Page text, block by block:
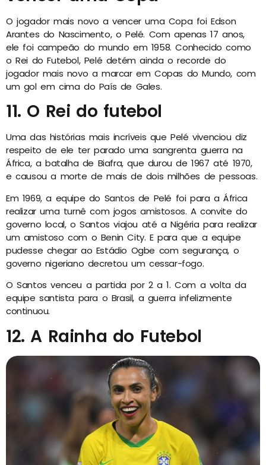
O jogador mais novo a vencer uma Copa foi Edson
Arantes do Nascimento, o Pelé. Com apenas 17 anos,
ele foi campeão do mundo em 1958. Conhecido como
o Rei do Futebol, Pelé detém ainda o recorde do
jogador mais novo a marcar em Copas do Mundo, com
um gol em cima do País de Gales.
11. O Rei do futebol
Uma das histórias mais incríveis que Pelé vivenciou diz
respeito de ele ter parado uma sangrenta guerra na
África, a batalha de Biafra, que durou de 1967 até 1970,
e causou a morte de mais de dois milhões de pessoas.
Em 1969, a equipe do Santos de Pelé foi para a África
realizar uma turnê com jogos amistosos. A convite do
governo local, o Santos viajou até a Nigéria para realizar
um amistoso com o Benin City. E para que a equipe
pudesse chegar ao Estádio Ogbe com segurança, o
governo nigeriano decretou um cessar-fogo.
O Santos venceu a partida por 2 a 1. Com a volta da
equipe santista para o Brasil, a guerra infelizmente
continuou.
12. A Rainha do Futebol